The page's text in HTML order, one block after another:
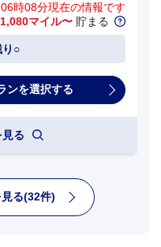
時08分現在の情報です
1,080マイル〜 貯まる
り○
る
る(32件)